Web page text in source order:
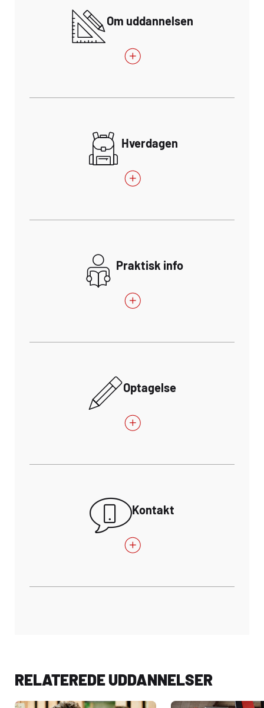
Om uddannelsen
Hverdagen
Praktisk info
Optagelse
Kontakt
RELATEREDE UDDANNELSER